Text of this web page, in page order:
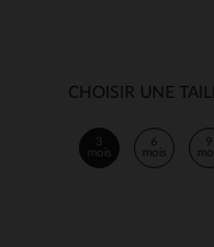
CHOISIR UNE
3
mois
6
mois
9